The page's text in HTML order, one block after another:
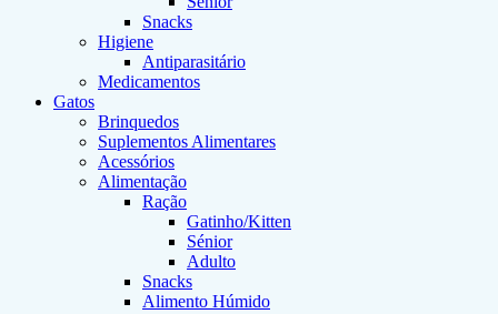
Snacks
Higiene
Antiparasitário
Medicamentos
Gatos
Brinquedos
Suplementos Alimentares
Acessórios
Alimentação
Ração
Gatinho/Kitten
Sénior
Adulto
Snacks
Alimento Húmido